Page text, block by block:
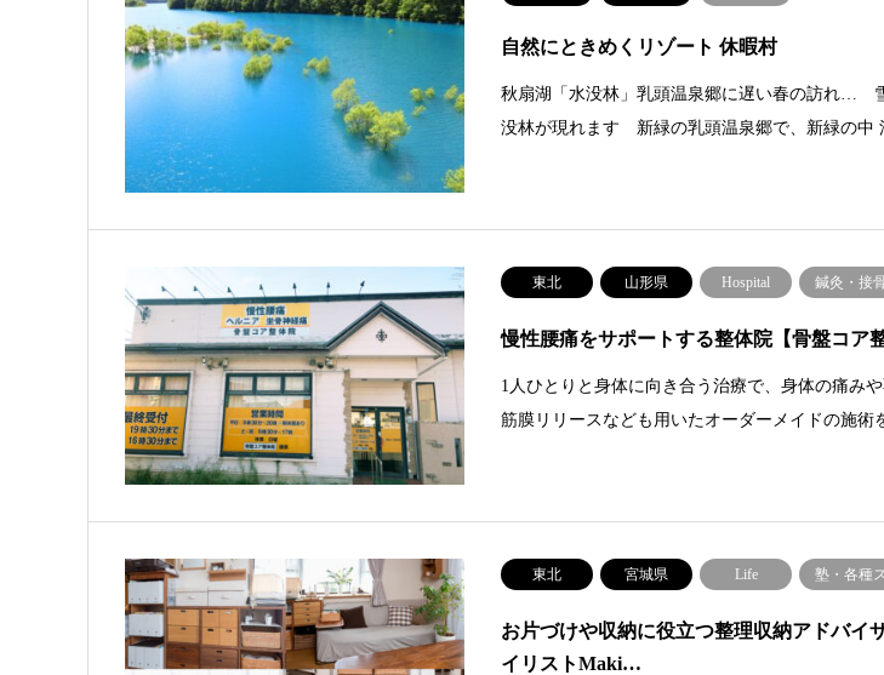
自然にときめくリゾート 休暇村
秋扇湖「水没林」乳頭温泉郷に遅い春の訪れ…
没林が現れます 新緑の乳頭温泉郷で、新緑の中
東北 山形県 Hospital 鍼灸・接
慢性腰痛をサポートする整体院【骨盤コア
1人ひとりと身体に向き合う治療で、身体の痛み
筋膜リリースなども用いたオーダーメイドの施術
東北 宮城県 Life 塾・各種
お片づけや収納に役立つ整理収納アドバイ
イリストMaki…